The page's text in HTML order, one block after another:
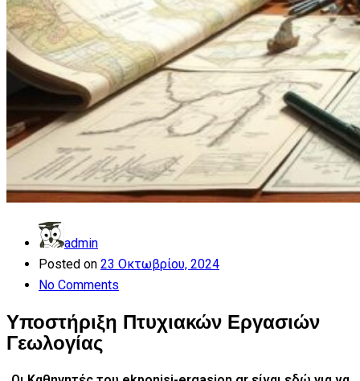
admin
Posted on 23 Οκτωβρίου, 2024
No Comments
Υποστήριξη Πτυχιακών Εργασιών
Γεωλογίας